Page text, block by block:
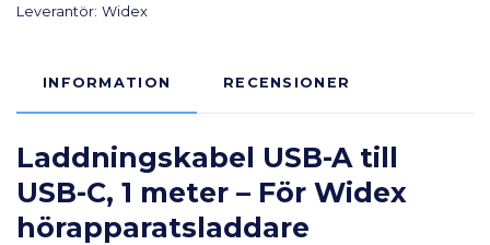
Leverantör: Widex
INFORMATION RECENSIONER
Laddningskabel USB-A till
USB-C, 1 meter – För Widex
hörapparatsladdare